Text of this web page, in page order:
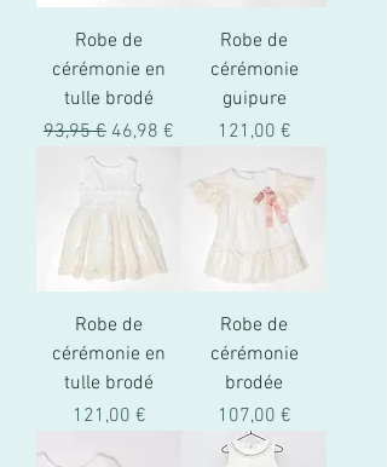
Robe de
cérémonie en
tulle brodé
Prix original
93,95 € Prix promotionnel
46,98 €
Robe de
cérémonie
guipure
Prix
121,00 €
Robe de
cérémonie en
tulle brodé
Prix
121,00 €
Robe de
cérémonie
brodée
Prix
107,00 €